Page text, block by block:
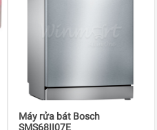
Máy rửa bát Bosch
SMS68II07E